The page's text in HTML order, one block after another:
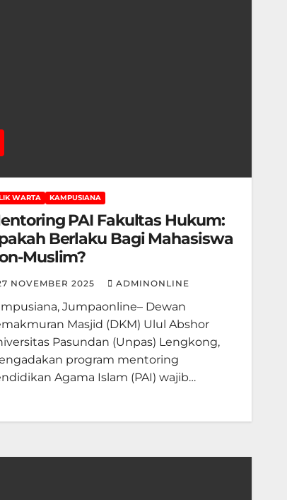
WARTA KAMPUSIANA
PAI Fakultas Hukum:
Berlaku Bagi Mahasiswa
Muslim?
NOVEMBER 2025 ADMINONLINE
Jumpaonline– Dewan
Masjid (DKM) Ulul Abshor
Pasundan (Unpas) Lengkong,
program mentoring
Agama Islam (PAI) wajib…